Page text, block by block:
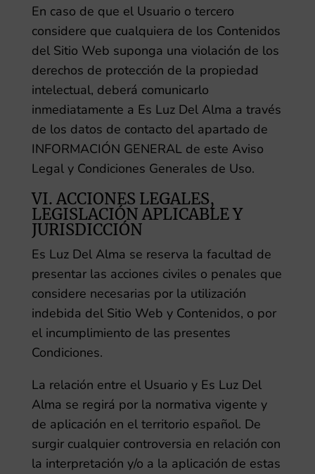
En caso de que el Usuario o tercero
considere que cualquiera de los Contenidos
del Sitio Web suponga una violación de los
derechos de protección de la propiedad
intelectual, deberá comunicarlo
inmediatamente a Es Luz Del Alma a través
de los datos de contacto del apartado de
INFORMACIÓN GENERAL de este Aviso
Legal y Condiciones Generales de Uso.
VI. ACCIONES LEGALES,
LEGISLACIÓN APLICABLE Y
JURISDICCIÓN
Es Luz Del Alma se reserva la facultad de
presentar las acciones civiles o penales que
considere necesarias por la utilización
indebida del Sitio Web y Contenidos, o por
el incumplimiento de las presentes
Condiciones.
La relación entre el Usuario y Es Luz Del
Alma se regirá por la normativa vigente y
de aplicación en el territorio español. De
surgir cualquier controversia en relación con
la interpretación y/o a la aplicación de estas